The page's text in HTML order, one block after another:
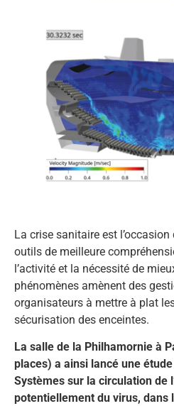
La crise sanitaire est
outils de meilleure
l’activité et la nécessité de
phénomènes amènent des
organisateurs à mettre à plat
sécurisation des enceintes.
La salle de la Philhamornie à
places) a ainsi lancé une
Systèmes sur la circulation de
potentiellement du virus, dans